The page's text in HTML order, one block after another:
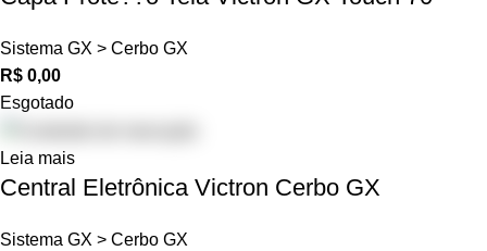
Sistema GX > Cerbo GX
R$ 0,00
Esgotado
Leia mais
Central Eletrônica Victron Cerbo GX
Sistema GX > Cerbo GX